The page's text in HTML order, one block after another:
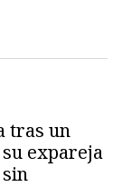
tras un
expareja